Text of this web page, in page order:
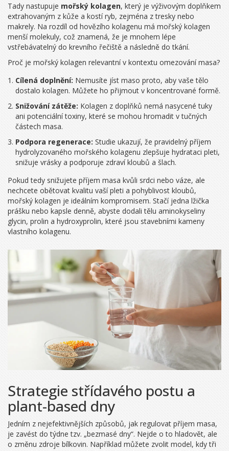
Tady nastupuje mořský kolagen, který je výživovým doplňkem
extrahovaným z kůže a kostí ryb, zejména z tresky nebo
makrely. Na rozdíl od hovězího kolagenu má mořský kolagen
menší molekuly, což znamená, že je mnohem lépe
vstřebávatelný do krevního řečiště a následně do tkání.
Proč je mořský kolagen relevantní v kontextu omezování masa?
Cílená doplnění: Nemusíte jíst maso proto, aby vaše tělo
dostalo kolagen. Můžete ho přijmout v koncentrované formě.
Snižování zátěže: Kolagen z doplňků nemá nasycené tuky
ani potenciální toxiny, které se mohou hromadit v tučných
částech masa.
Podpora regenerace: Studie ukazují, že pravidelný příjem
hydrolyzovaného mořského kolagenu zlepšuje hydrataci pleti,
snižuje vrásky a podporuje zdraví kloubů a šlach.
Pokud tedy snižujete příjem masa kvůli srdci nebo váze, ale
nechcete obětovat kvalitu vaší pleti a pohyblivost kloubů,
mořský kolagen je ideálním kompromisem. Stačí jedna lžička
prášku nebo kapsle denně, abyste dodali tělu aminokyseliny
glycin, prolin a hydroxyprolin, které jsou stavebními kameny
vlastního kolagenu.
Strategie střídavého postu a
plant-based dny
Jedním z nejefektivnějších způsobů, jak regulovat příjem masa,
je zavést do týdne tzv. „bezmasé dny“. Nejde o to hladovět, ale
o změnu zdroje bílkovin. Například můžete zvolit model, kdy tři